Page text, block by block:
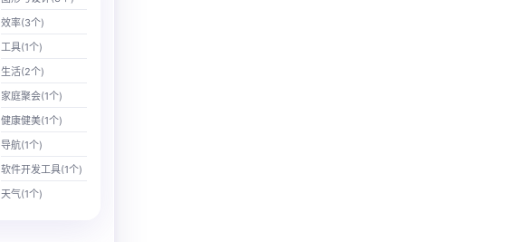
效率(3个)
工具(1个)
生活(2个)
家庭聚会(1个)
健康健美(1个)
导航(1个)
软件开发工具(1个)
天气(1个)